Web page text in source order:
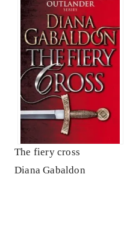
The fiery cross
Diana Gabaldon